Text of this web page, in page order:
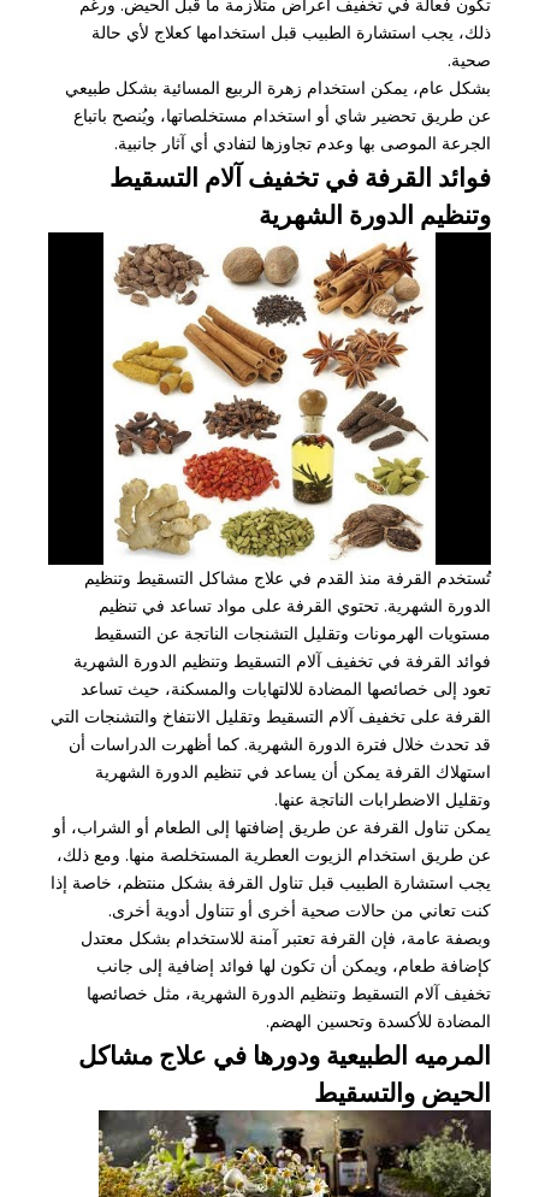
ذلك، يجب استشارة الطبيب قبل استخدامها كعلاج لأي حالة
صحية.
بشكل عام، يمكن استخدام زهرة الربيع المسائية بشكل طبيعي
عن طريق تحضير شاي أو استخدام مستخلصاتها، ويُنصح باتباع
الجرعة الموصى بها وعدم تجاوزها لتفادي أي آثار جانبية.
فوائد القرفة في تخفيف آلام التسقيط
وتنظيم الدورة الشهرية
تُستخدم القرفة منذ القدم في علاج مشاكل التسقيط وتنظيم
الدورة الشهرية. تحتوي القرفة على مواد تساعد في تنظيم
مستويات الهرمونات وتقليل التشنجات الناتجة عن التسقيط
فوائد القرفة في تخفيف آلام التسقيط وتنظيم الدورة الشهرية
تعود إلى خصائصها المضادة للالتهابات والمسكنة، حيث تساعد
القرفة على تخفيف آلام التسقيط وتقليل الانتفاخ والتشنجات التي
قد تحدث خلال فترة الدورة الشهرية. كما أظهرت الدراسات أن
استهلاك القرفة يمكن أن يساعد في تنظيم الدورة الشهرية
وتقليل الاضطرابات الناتجة عنها.
يمكن تناول القرفة عن طريق إضافتها إلى الطعام أو الشراب، أو
عن طريق استخدام الزيوت العطرية المستخلصة منها. ومع ذلك،
يجب استشارة الطبيب قبل تناول القرفة بشكل منتظم، خاصة إذا
كنت تعاني من حالات صحية أخرى أو تتناول أدوية أخرى.
وبصفة عامة، فإن القرفة تعتبر آمنة للاستخدام بشكل معتدل
كإضافة طعام، ويمكن أن تكون لها فوائد إضافية إلى جانب
تخفيف آلام التسقيط وتنظيم الدورة الشهرية، مثل خصائصها
المضادة للأكسدة وتحسين الهضم.
المرميه الطبيعية ودورها في علاج مشاكل
الحيض والتسقيط